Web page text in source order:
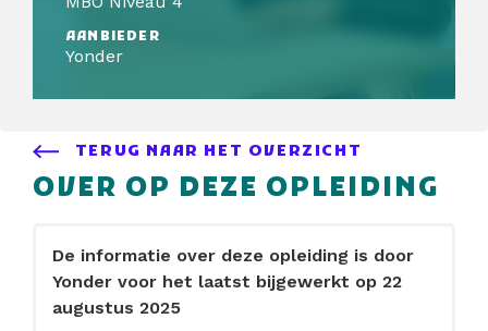
AANBIEDER
Yonder
TERUG NAAR HET OVERZICHT
OVER OP DEZE OPLEIDING
De informatie over deze opleiding is door
Yonder voor het laatst bijgewerkt op 22
augustus 2025